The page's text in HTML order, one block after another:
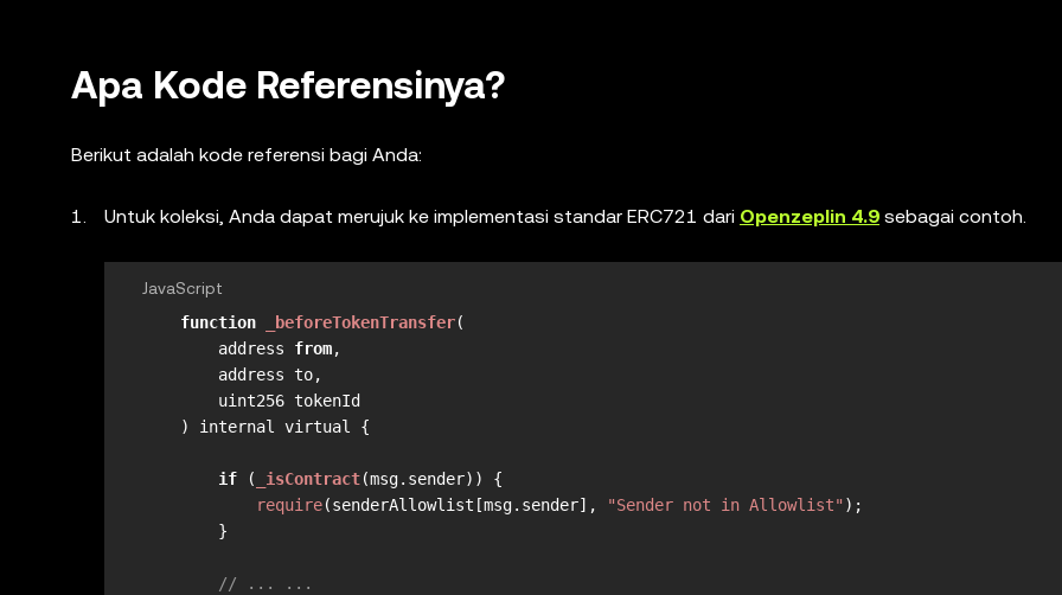
Apa Kode Referensinya?
Berikut adalah kode referensi bagi Anda:
Untuk koleksi, Anda dapat merujuk ke implementasi standar ERC721 dari Openzeplin 4.9 sebagai contoh.
JavaScript
function _beforeTokenTransfer(
        address
from,
        address to,
        uint256 tokenId
) internal virtual {
if ( _isContract(msg. sender)) {
require(senderAllowlist[msg. sender], "Sender not in Allowlist" );
        }
// ... ...